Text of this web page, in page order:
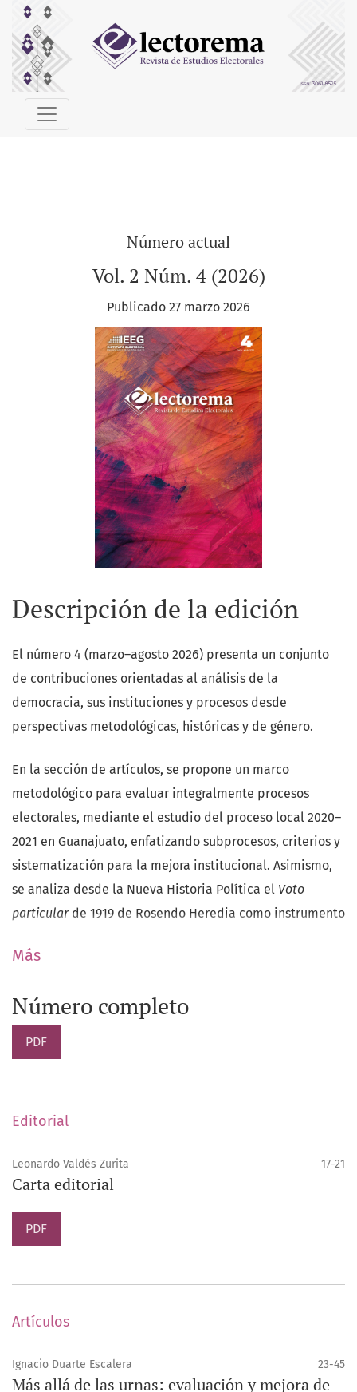
Electorema
Número actual
Vol. 2 Núm. 4 (2026)
Publicado 27 marzo 2026
Descripción de la edición
El número 4 (marzo–agosto 2026) presenta un conjunto
de contribuciones orientadas al análisis de la
democracia, sus instituciones y procesos desde
perspectivas metodológicas, históricas y de género.
En la sección de artículos, se propone un marco
metodológico para evaluar integralmente procesos
electorales, mediante el estudio del proceso local 2020–
2021 en Guanajuato, enfatizando subprocesos, criterios y
sistematización para la mejora institucional. Asimismo,
se analiza desde la Nueva Historia Política el Voto
particularde 1919 de Rosendo Heredia como instrumento
en el Guanajuato posrevolucionario.
En la sección ensayística, se aborda la inédita elección
judicial mexicana (2024–2025), con énfasis en la
Zagrebelsky sobre las tensiones contemporáneas del
constitucionalismo, y por otro, un estudio empírico sobre
la participación política de las mujeres en los
Más
Número completo
PDF
Editorial
Leonardo Valdés Zurita 17-21
Carta editorial
PDF
Artículos
Ignacio Duarte Escalera 23-45
Más allá de las urnas: evaluación y mejora de